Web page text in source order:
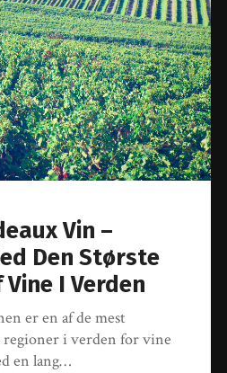
Vin –
Den Største
I Verden
er en af de mest
i verden for vine
en lang…